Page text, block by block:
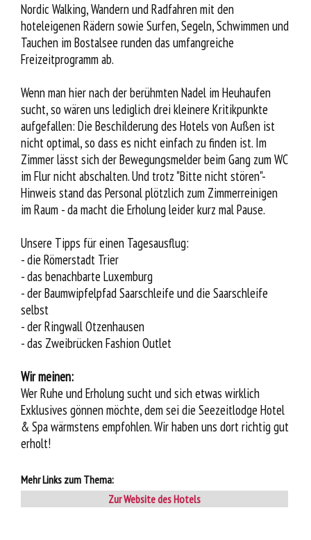
Nordic Walking, Wandern und Radfahren mit den
hoteleigenen Rädern sowie Surfen, Segeln, Schwimmen und
Tauchen im Bostalsee runden das umfangreiche
Freizeitprogramm ab.
Wenn man hier nach der berühmten Nadel im Heuhaufen
sucht, so wären uns lediglich drei kleinere Kritikpunkte
aufgefallen: Die Beschilderung des Hotels von Außen ist
nicht optimal, so dass es nicht einfach zu finden ist. Im
Zimmer lässt sich der Bewegungsmelder beim Gang zum WC
im Flur nicht abschalten. Und trotz "Bitte nicht stören"-
Hinweis stand das Personal plötzlich zum Zimmerreinigen
im Raum - da macht die Erholung leider kurz mal Pause.
Unsere Tipps für einen Tagesausflug:
- die Römerstadt Trier
- das benachbarte Luxemburg
- der Baumwipfelpfad Saarschleife und die Saarschleife
selbst
- der Ringwall Otzenhausen
- das Zweibrücken Fashion Outlet
Wir meinen:
Wer Ruhe und Erholung sucht und sich etwas wirklich
Exklusives gönnen möchte, dem sei die Seezeitlodge Hotel
& Spa wärmstens empfohlen. Wir haben uns dort richtig gut
erholt!
Mehr Links zum Thema:
Zur Website des Hotels